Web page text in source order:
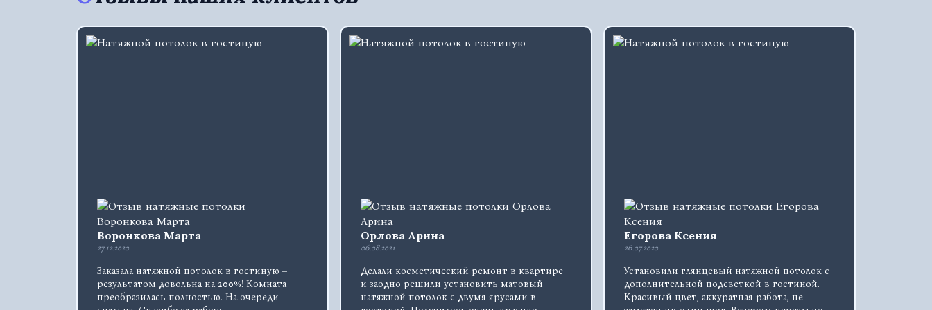
Воронкова Марта
27.12.2020
Заказала натяжной потолок в гостиную –
результатом довольна на 200%! Комната
преобразилась полностью. На очереди
Орлова Арина
06.08.2021
Делали косметический ремонт в квартире
и заодно решили установить матовый
натяжной потолок с двумя ярусами в
Егорова Ксения
26.07.2020
Установили глянцевый натяжной потолок с
дополнительной подсветкой в гостиной.
Красивый цвет, аккуратная работа, не